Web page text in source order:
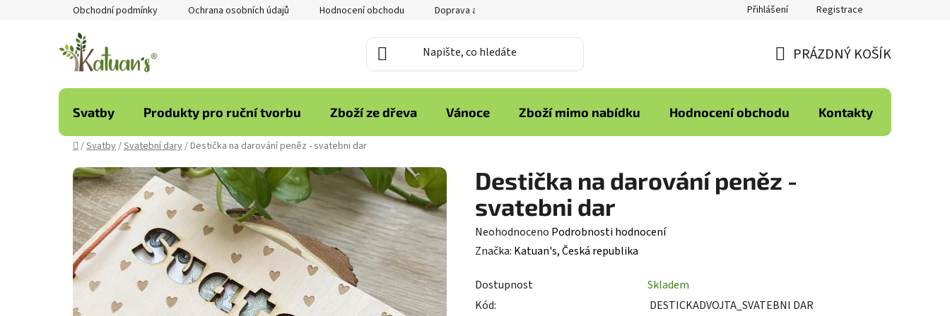
Obchodní podmínky Ochrana osobních údajů Hodnocení obchodu Doprava a platba Přihlášení Registrace
KOŠÍK
PRÁZDNÝ KOŠÍK
Svatby Produkty pro ruční tvorbu Zboží ze dřeva Vánoce Zboží mimo nabídku Hodnocení obchodu Kontakty
Domů
/Svatby/Svatební dary/Destička na darování peněz - svatebni dar
Destička na darování peněz -
svatebni dar
Průměrné
hodnocení
je
0,0
Neohodnoceno Podrobnosti hodnocení
Značka: Katuan's, Česká republika
Dostupnost
Skladem
Kód:
DESTICKADVOJTA_SVATEBNI DAR